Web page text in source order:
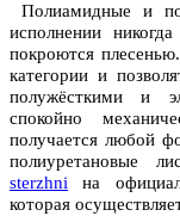
Полиамидные и
исполнении
покроются
категории и
полужёсткими и
спокойно
получается любой
полиуретановые
sterzhni на
которая